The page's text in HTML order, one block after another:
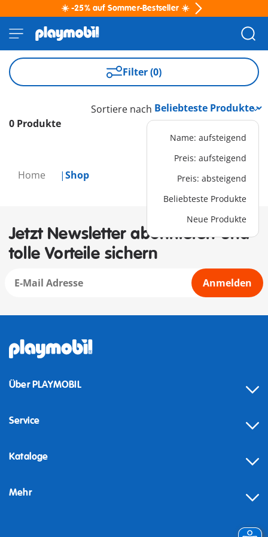
☀️ -25% auf Sommer-Bestseller ☀️
Home Shop
Filter (0)
0 Produkte
Sortiere nach
Name: aufsteigend
Preis: aufsteigend
Preis: absteigend
Beliebteste Produkte
Neue Produkte
Jetzt Newsletter abonnieren und
tolle Vorteile sichern
Anmelden
Über PLAYMOBIL
Service
Kataloge
Mehr